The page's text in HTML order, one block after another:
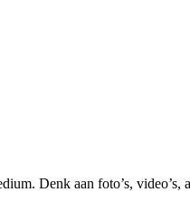
Denk aan foto’s,